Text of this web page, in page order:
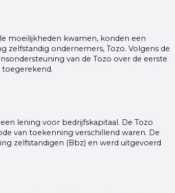
moeilijkheden kwamen, konden een
zelfstandig ondernemers, Tozo. Volgens de
van de Tozo over de eerste
toegerekend.
lening voor bedrijfskapitaal. De Tozo
van toekenning verschillend waren. De
zelfstandigen (Bbz) en werd uitgevoerd